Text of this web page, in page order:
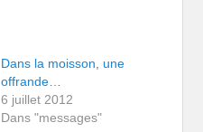
Dans la moisson, une
offrande…
6 juillet 2012
Dans "messages"